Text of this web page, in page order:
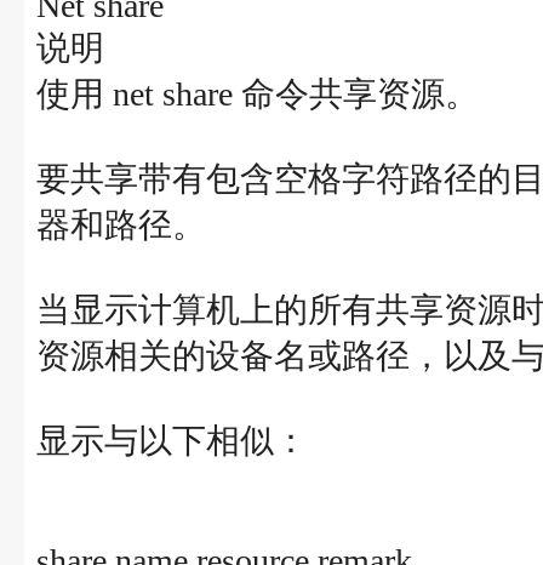
说明
使用 net share 命令共享资源。
要共享带有包含空格字符路径的
器和路径。
当显示计算机上的所有共享资源
资源相关的设备名或路径，以及
显示与以下相似：